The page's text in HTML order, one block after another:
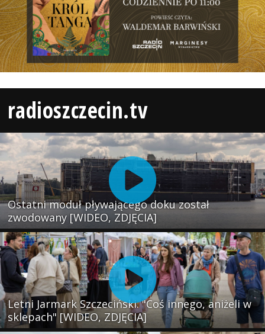
radioszczecin.tv
Ostatni moduł pływającego doku został
zwodowany [WIDEO, ZDJĘCIA]
Letni Jarmark Szczeciński. "Coś innego, aniżeli w
sklepach" [WIDEO, ZDJĘCIA]